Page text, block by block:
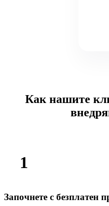
Как нашите
1
Започнете с безплатен